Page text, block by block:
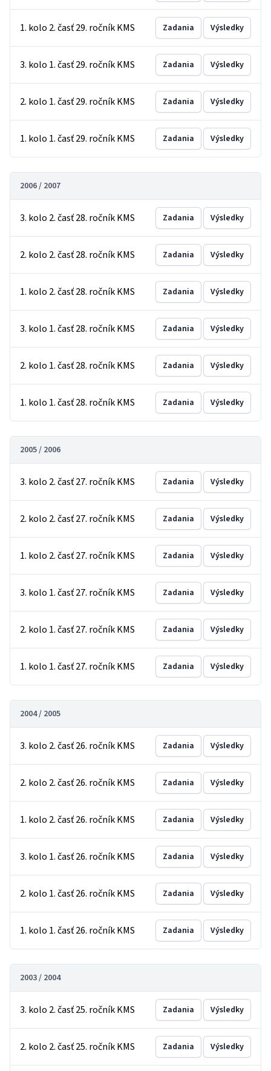
1. kolo 2. časť 29. ročník KMS Zadania Výsledky
3. kolo 1. časť 29. ročník KMS Zadania Výsledky
2. kolo 1. časť 29. ročník KMS Zadania Výsledky
1. kolo 1. časť 29. ročník KMS Zadania Výsledky
2006 / 2007
3. kolo 2. časť 28. ročník KMS Zadania Výsledky
2. kolo 2. časť 28. ročník KMS Zadania Výsledky
1. kolo 2. časť 28. ročník KMS Zadania Výsledky
3. kolo 1. časť 28. ročník KMS Zadania Výsledky
2. kolo 1. časť 28. ročník KMS Zadania Výsledky
1. kolo 1. časť 28. ročník KMS Zadania Výsledky
2005 / 2006
3. kolo 2. časť 27. ročník KMS Zadania Výsledky
2. kolo 2. časť 27. ročník KMS Zadania Výsledky
1. kolo 2. časť 27. ročník KMS Zadania Výsledky
3. kolo 1. časť 27. ročník KMS Zadania Výsledky
2. kolo 1. časť 27. ročník KMS Zadania Výsledky
1. kolo 1. časť 27. ročník KMS Zadania Výsledky
2004 / 2005
3. kolo 2. časť 26. ročník KMS Zadania Výsledky
2. kolo 2. časť 26. ročník KMS Zadania Výsledky
1. kolo 2. časť 26. ročník KMS Zadania Výsledky
3. kolo 1. časť 26. ročník KMS Zadania Výsledky
2. kolo 1. časť 26. ročník KMS Zadania Výsledky
1. kolo 1. časť 26. ročník KMS Zadania Výsledky
2003 / 2004
3. kolo 2. časť 25. ročník KMS Zadania Výsledky
2. kolo 2. časť 25. ročník KMS Zadania Výsledky